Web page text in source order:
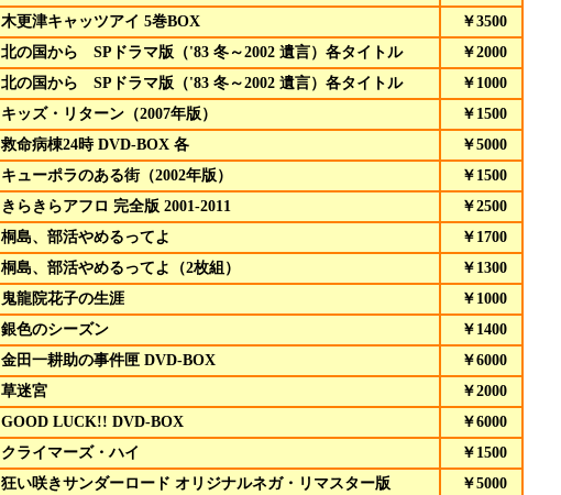
木更津キャッツアイ 5巻BOX
￥3500
北の国から SPドラマ版（'83 冬～2002 遺言）各タイトル
￥2000
北の国から SPドラマ版（'83 冬～2002 遺言）各タイトル
￥1000
キッズ・リターン（2007年版）
￥1500
救命病棟24時 DVD-BOX 各
￥5000
キューポラのある街（2002年版）
￥1500
きらきらアフロ 完全版 2001-2011
￥2500
桐島、部活やめるってよ
￥1700
桐島、部活やめるってよ（2枚組）
￥1300
鬼龍院花子の生涯
￥1000
銀色のシーズン
￥1400
金田一耕助の事件匣 DVD-BOX
￥6000
草迷宮
￥2000
GOOD LUCK!! DVD-BOX
￥6000
クライマーズ・ハイ
￥1500
狂い咲きサンダーロード オリジナルネガ・リマスター版
￥5000